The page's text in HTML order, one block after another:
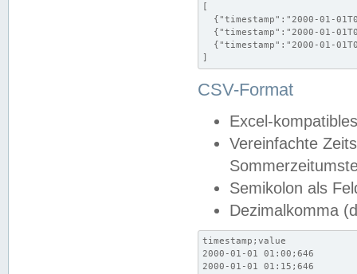
[
{"timestamp":"2000-01-
{"timestamp":"2000-01-
{"timestamp":"2000-01-
]
CSV-Format
Excel-
Vereinfachte
Semikolon als
Dezimalkomma
timestamp;value
2000-01-01 01:00;646
2000-01-01 01:15;646